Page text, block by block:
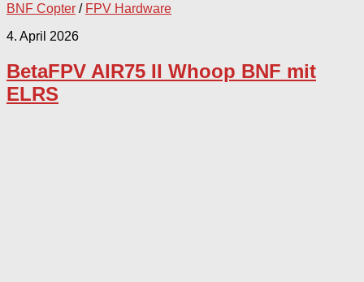
BNF Copter / FPV Hardware
4. April 2026
BetaFPV AIR75 II Whoop BNF mit
ELRS